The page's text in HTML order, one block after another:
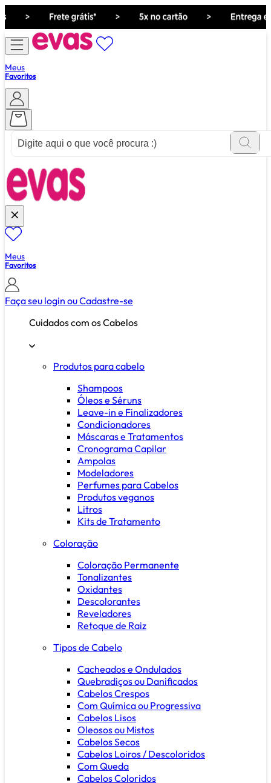
Meus
Favoritos
Meus
Favoritos
Faça seu login ouCadastre-se
Cuidados com os Cabelos
Produtos para cabelo
Shampoos
Óleos e Séruns
Leave-in e Finalizadores
Condicionadores
Máscaras e Tratamentos
Cronograma Capilar
Ampolas
Modeladores
Perfumes para Cabelos
Produtos veganos
Litros
Kits de Tratamento
Coloração
Coloração Permanente
Tonalizantes
Oxidantes
Descolorantes
Reveladores
Retoque de Raiz
Tipos de Cabelo
Cacheados e Ondulados
Quebradiços ou Danificados
Cabelos Crespos
Com Química ou Progressiva
Cabelos Lisos
Oleosos ou Mistos
Cabelos Secos
Cabelos Loiros / Descoloridos
Com Queda
Cabelos Coloridos